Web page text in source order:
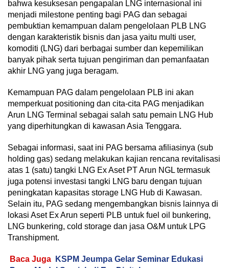
bahwa kesuksesan pengapalan LNG internasional ini
menjadi milestone penting bagi PAG dan sebagai
pembuktian kemampuan dalam pengelolaan PLB LNG
dengan karakteristik bisnis dan jasa yaitu multi user,
komoditi (LNG) dari berbagai sumber dan kepemilikan
banyak pihak serta tujuan pengiriman dan pemanfaatan
akhir LNG yang juga beragam.
Kemampuan PAG dalam pengelolaan PLB ini akan
memperkuat positioning dan cita-cita PAG menjadikan
Arun LNG Terminal sebagai salah satu pemain LNG Hub
yang diperhitungkan di kawasan Asia Tenggara.
Sebagai informasi, saat ini PAG bersama afiliasinya (sub
holding gas) sedang melakukan kajian rencana revitalisasi
atas 1 (satu) tangki LNG Ex Aset PT Arun NGL termasuk
juga potensi investasi tangki LNG baru dengan tujuan
peningkatan kapasitas storage LNG Hub di Kawasan.
Selain itu, PAG sedang mengembangkan bisnis lainnya di
lokasi Aset Ex Arun seperti PLB untuk fuel oil bunkering,
LNG bunkering, cold storage dan jasa O&M untuk LPG
Transhipment.
Baca Juga
KSPM Jeumpa Gelar Seminar Edukasi